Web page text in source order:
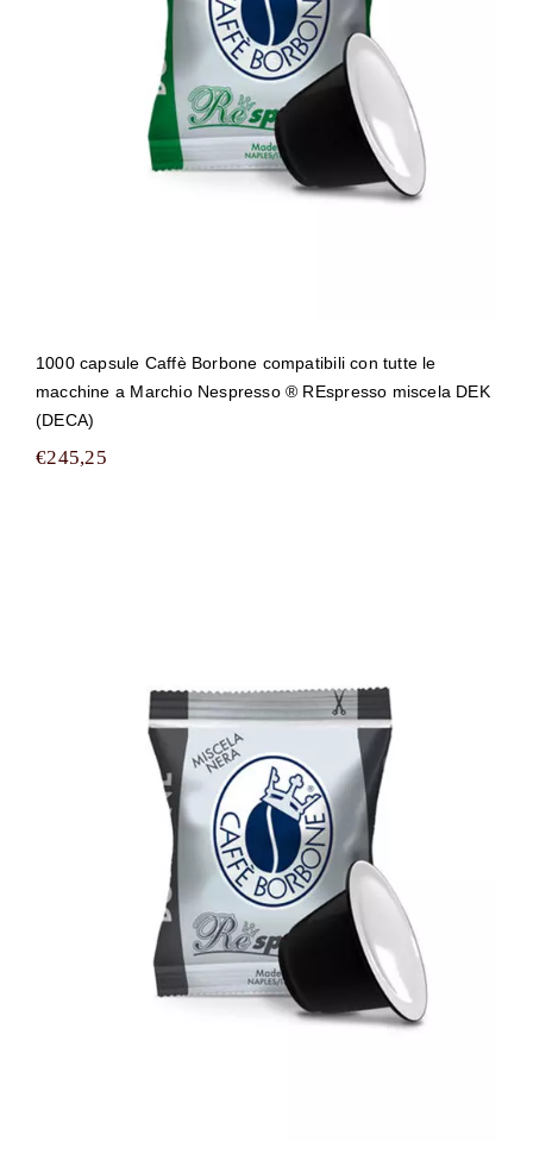
compatibili con tutte le macchine a
Marchio Nespresso ® REspresso
miscela DEK (DECA)
1000 capsule Caffè Borbone compatibili con tutte le
macchine a Marchio Nespresso ® REspresso miscela DEK
(DECA)
€245,25
1000 capsule Caffè Borbone
compatibili con tutte le macchine a
Marchio Nespresso ® REspresso
miscela NERA